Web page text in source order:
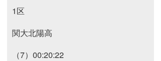
1区
関大北陽高
（7）00:20:22